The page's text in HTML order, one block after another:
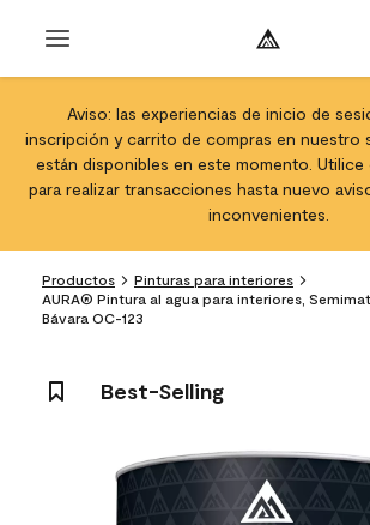
Aviso: las experiencias de inicio de
inscripción y carrito de compras en nuestro
están disponibles en este momento. Utilice
para realizar transacciones hasta nuevo
inconvenientes.
Productos
Pinturas para interiores
AURA® Pintura al agua para interiores,
Bávara OC-123
Best-Selling